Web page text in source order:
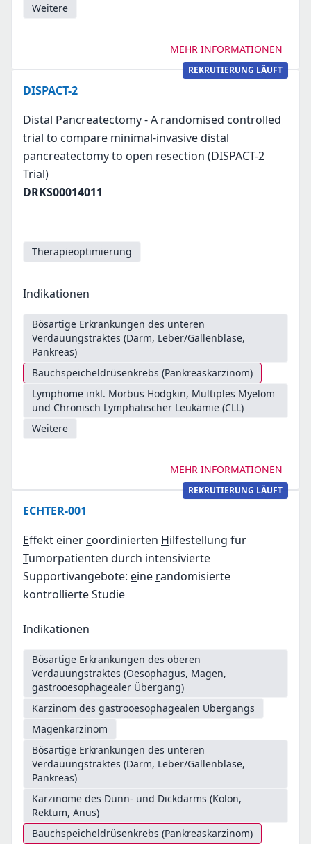
Weitere
MEHR INFORMATIONEN
REKRUTIERUNG LÄUFT
DISPACT-2
Distal Pancreatectomy - A randomised controlled
trial to compare minimal-invasive distal
pancreatectomy to open resection (DISPACT-2
Trial)
DRKS00014011
Therapieoptimierung
Indikationen
Bösartige Erkrankungen des unteren
Verdauungstraktes (Darm, Leber/Gallenblase,
Pankreas)
Bauchspeicheldrüsenkrebs (Pankreaskarzinom)
Lymphome inkl. Morbus Hodgkin, Multiples Myelom
und Chronisch Lymphatischer Leukämie (CLL)
Weitere
MEHR INFORMATIONEN
REKRUTIERUNG LÄUFT
ECHTER-001
Effekt einer coordinierten Hilfestellung für
Tumorpatienten durch intensivierte
Supportivangebote: eine randomisierte
kontrollierte Studie
Indikationen
Bösartige Erkrankungen des oberen
Verdauungstraktes (Oesophagus, Magen,
gastrooesophagealer Übergang)
Karzinom des gastrooesophagealen Übergangs
Magenkarzinom
Bösartige Erkrankungen des unteren
Verdauungstraktes (Darm, Leber/Gallenblase,
Pankreas)
Karzinome des Dünn- und Dickdarms (Kolon,
Rektum, Anus)
Bauchspeicheldrüsenkrebs (Pankreaskarzinom)